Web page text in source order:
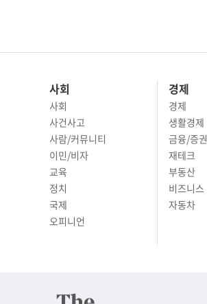
사회
사회
사건사고
사람/커뮤니티
이민/비자
교육
정치
국제
오피니언
경제
경제
생활경제
금융/증권
재테크
부동산
비즈니스
자동차